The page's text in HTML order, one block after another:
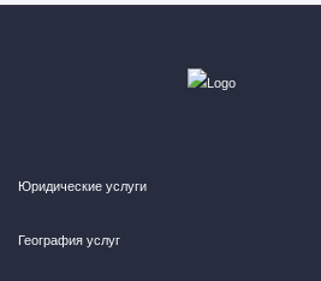
Юридические услуги
География услуг